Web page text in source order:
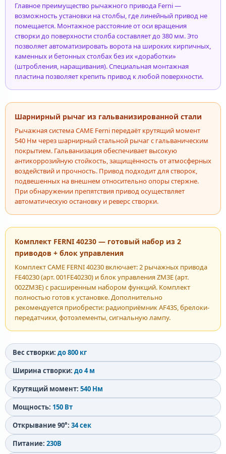
Главное преимущество рычажного привода Ferni —
возможность установки на столбы, где линейный привод не
помещается. Монтажное расстояние от оси вращения
створки до поверхности столба составляет до 380 мм. Это
позволяет автоматизировать ворота на широких кирпичных,
каменных и бетонных столбах без их «доработки»
(штробления, наращивания). Специальная монтажная
пластина позволяет крепить привод к любой поверхности.
Шарнирный рычаг из гальванизированной стали
Рычажная система CAME Ferni передаёт крутящий момент
540 Нм через шарнирный стальной рычаг с гальваническим
покрытием. Гальванизация обеспечивает высокую
антикоррозийную стойкость, защищённость от атмосферных
воздействий и прочность. Привод подходит для створок,
подвешенных на внешнем относительно опоры стержне.
При обнаружении препятствия привод осуществляет
автоматическую остановку и реверс створки.
Комплект FERNI 40230 — готовый набор из 2
приводов + блок управления
Комплект CAME FERNI 40230 включает: 2 рычажных привода
FE40230 (арт. 001FE40230) и блок управления ZM3E (арт.
002ZM3E) с расширенным набором функций. Комплект
полностью готов к установке. Дополнительно
рекомендуется приобрести: радиоприёмник AF43S, брелоки-
передатчики, фотоэлементы, сигнальную лампу.
Вес створки: до 800 кг
Ширина створки: до 4 м
Крутящий момент: 540 Нм
Мощность: 150 Вт
Открывание 90°: 34 сек
Питание: 230В